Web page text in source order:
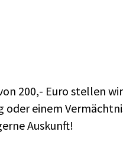
200,- Euro stellen
oder einem
Auskunft!